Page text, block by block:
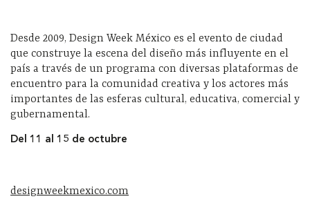
Desde 2009, Design Week México es el evento de ciudad
que construye la escena del diseño más influyente en el
país a través de un programa con diversas plataformas de
encuentro para la comunidad creativa y los actores más
importantes de las esferas cultural, educativa, comercial y
gubernamental.
Del 11 al 15 de octubre
designweekmexico.com